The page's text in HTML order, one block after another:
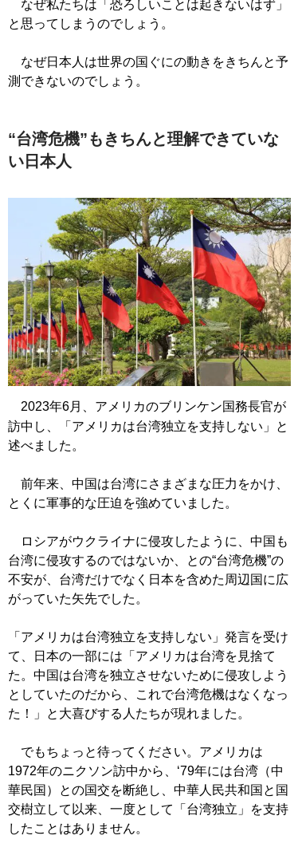
なぜ私たちは「恐ろしいことは起きないはず」
と思ってしまうのでしょう。
なぜ日本人は世界の国ぐにの動きをきちんと予
測できないのでしょう。
“台湾危機”もきちんと理解できていな
い日本人
2023年6月、アメリカのブリンケン国務長官が
訪中し、「アメリカは台湾独立を支持しない」と
述べました。
前年来、中国は台湾にさまざまな圧力をかけ、
とくに軍事的な圧迫を強めていました。
ロシアがウクライナに侵攻したように、中国も
台湾に侵攻するのではないか、との“台湾危機”の
不安が、台湾だけでなく日本を含めた周辺国に広
がっていた矢先でした。
「アメリカは台湾独立を支持しない」発言を受け
て、日本の一部には「アメリカは台湾を見捨て
た。中国は台湾を独立させないために侵攻しよう
としていたのだから、これで台湾危機はなくなっ
た！」と大喜びする人たちが現れました。
でもちょっと待ってください。アメリカは
1972年のニクソン訪中から、‘79年には台湾（中
華民国）との国交を断絶し、中華人民共和国と国
交樹立して以来、一度として「台湾独立」を支持
したことはありません。